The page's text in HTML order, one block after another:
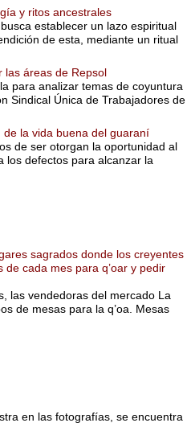
y ritos ancestrales
establecer un lazo espiritual
de esta, mediante un ritual
las áreas de Repsol
para analizar temas de coyuntura
Sindical Única de Trabajadores de
la vida buena del guaraní
de ser otorgan la oportunidad al
los defectos para alcanzar la
sagrados donde los creyentes
cada mes para q’oar y pedir
las vendedoras del mercado La
de mesas para la q’oa. Mesas
en las fotografías, se encuentra